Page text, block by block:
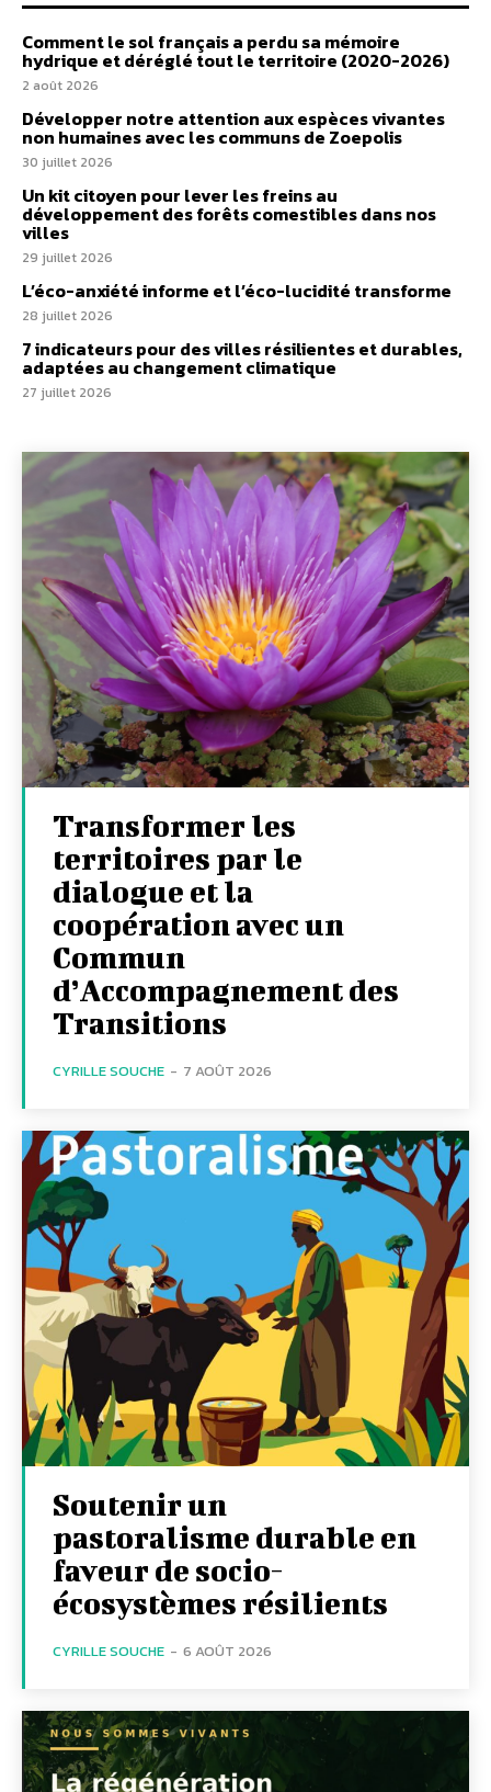
Comment le sol français a perdu sa mémoire
hydrique et déréglé tout le territoire (2020-2026)
2 août 2026
Développer notre attention aux espèces vivantes
non humaines avec les communs de Zoepolis
30 juillet 2026
Un kit citoyen pour lever les freins au
développement des forêts comestibles dans nos
villes
29 juillet 2026
L’éco-anxiété informe et l’éco-lucidité transforme
28 juillet 2026
7 indicateurs pour des villes résilientes et durables,
adaptées au changement climatique
27 juillet 2026
Transformer les
territoires par le
dialogue et la
coopération avec un
Commun
d’Accompagnement des
Transitions
CYRILLE SOUCHE - 7 AOÛT 2026
Soutenir un
pastoralisme durable en
faveur de socio-
écosystèmes résilients
CYRILLE SOUCHE - 6 AOÛT 2026